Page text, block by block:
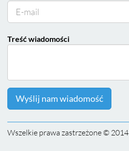
Treść wiadomości
Wyślij nam wiadomość
Wszelkie prawa zastrzeżone © 2014